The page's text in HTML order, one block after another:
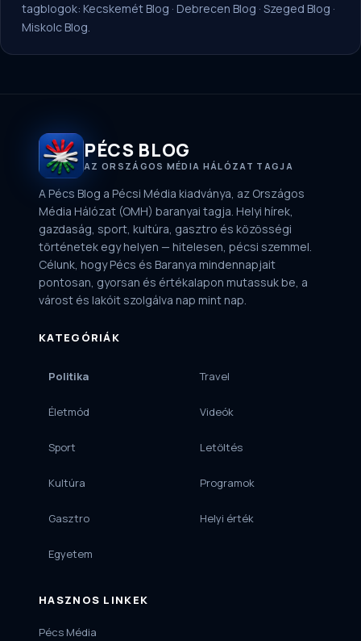
tagblogok: Kecskemét Blog · Debrecen Blog · Szeged Blog ·
Miskolc Blog.
PÉCS BLOG
AZ ORSZÁGOS MÉDIA HÁLÓZAT TAGJA
A Pécs Blog a Pécsi Média kiadványa, az Országos
Média Hálózat (OMH) baranyai tagja. Helyi hírek,
gazdaság, sport, kultúra, gasztro és közösségi
történetek egy helyen — hitelesen, pécsi szemmel.
Célunk, hogy Pécs és Baranya mindennapjait
pontosan, gyorsan és értékalapon mutassuk be, a
várost és lakóit szolgálva nap mint nap.
KATEGÓRIÁK
Politika
Életmód
Sport
Kultúra
Gasztro
Egyetem
Travel
Videók
Letöltés
Programok
Helyi érték
HASZNOS LINKEK
Pécs Média